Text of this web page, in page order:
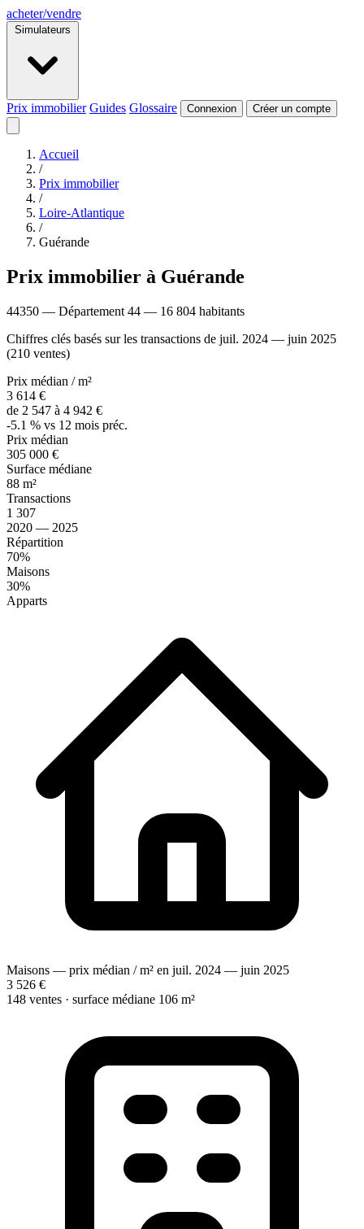
acheter/vendre
Simulateurs
Prix immobilier Guides Glossaire Connexion Créer un compte
Accueil
/
Prix immobilier
/
Loire-Atlantique
/
Guérande
Prix immobilier à Guérande
44350 — Département 44 — 16 804 habitants
Chiffres clés basés sur les transactions de juil. 2024 — juin 2025
(210 ventes)
Prix médian / m²
3 614 €
de 2 547 à 4 942 €
-5.1 % vs 12 mois préc.
Prix médian
305 000 €
Surface médiane
88 m²
Transactions
1 307
2020 — 2025
Répartition
70%
Maisons
30%
Apparts
Maisons — prix médian / m² en juil. 2024 — juin 2025
3 526 €
148 ventes · surface médiane 106 m²